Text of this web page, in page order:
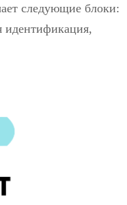
следующие блоки:
идентификация,